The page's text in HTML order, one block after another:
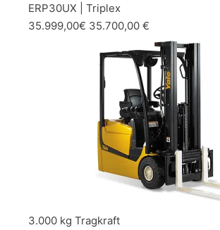
ERP30UX | Triplex
35.999,00€ 35.700,00 €
3.000 kg Tragkraft